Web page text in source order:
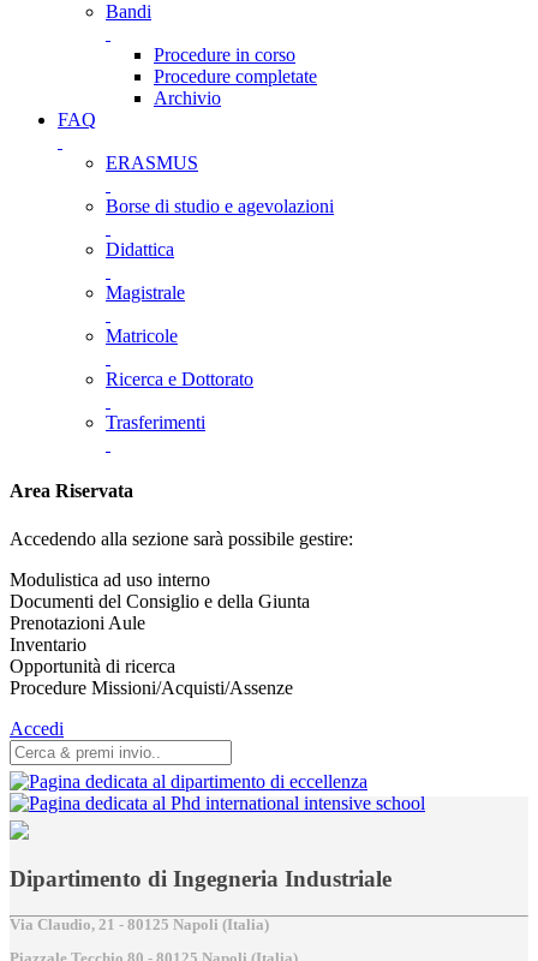
Bandi
Procedure in corso
Procedure completate
Archivio
FAQ
ERASMUS
Borse di studio e agevolazioni
Didattica
Magistrale
Matricole
Ricerca e Dottorato
Trasferimenti
Area Riservata
Accedendo alla sezione sarà possibile gestire:
Modulistica ad uso interno
Documenti del Consiglio e della Giunta
Prenotazioni Aule
Inventario
Opportunità di ricerca
Procedure Missioni/Acquisti/Assenze
Accedi
Dipartimento di Ingegneria Industriale
Via Claudio, 21 - 80125 Napoli (Italia)